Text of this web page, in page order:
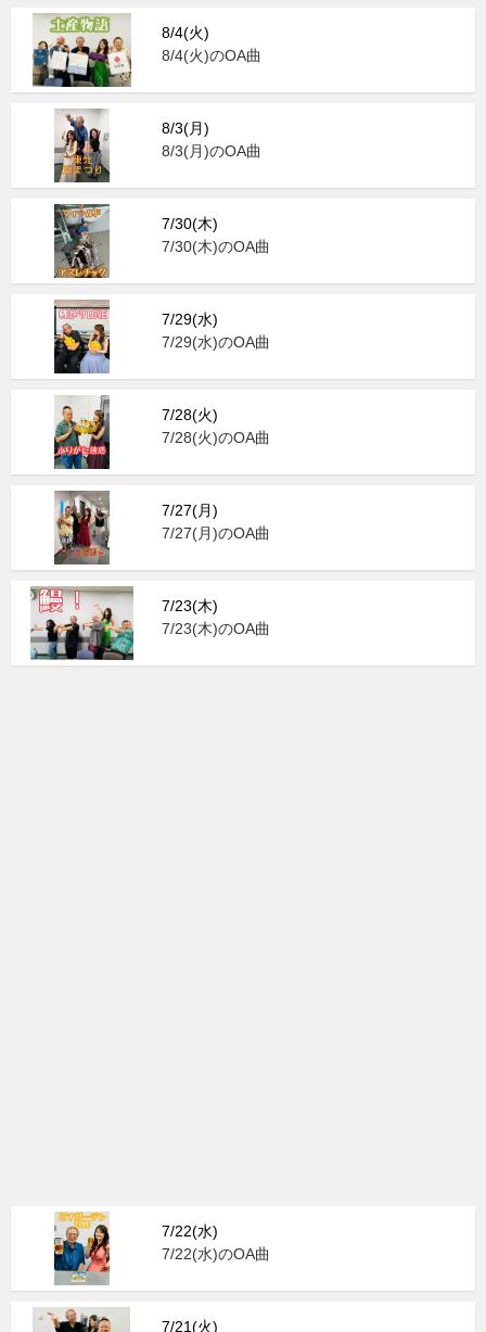
8/4(火)
8/4(火)のOA曲
8/3(月)
8/3(月)のOA曲
7/30(木)
7/30(木)のOA曲
7/29(水)
7/29(水)のOA曲
7/28(火)
7/28(火)のOA曲
7/27(月)
7/27(月)のOA曲
7/23(木)
7/23(木)のOA曲
7/22(水)
7/22(水)のOA曲
7/21(火)